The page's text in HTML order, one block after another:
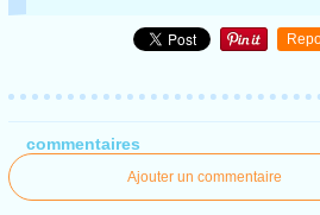
commentaires
Ajouter un commentaire